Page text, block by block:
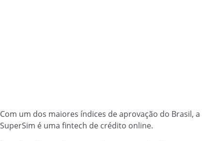
Com um dos maiores índices de aprovação do Brasil, a
SuperSim é uma fintech de crédito online.